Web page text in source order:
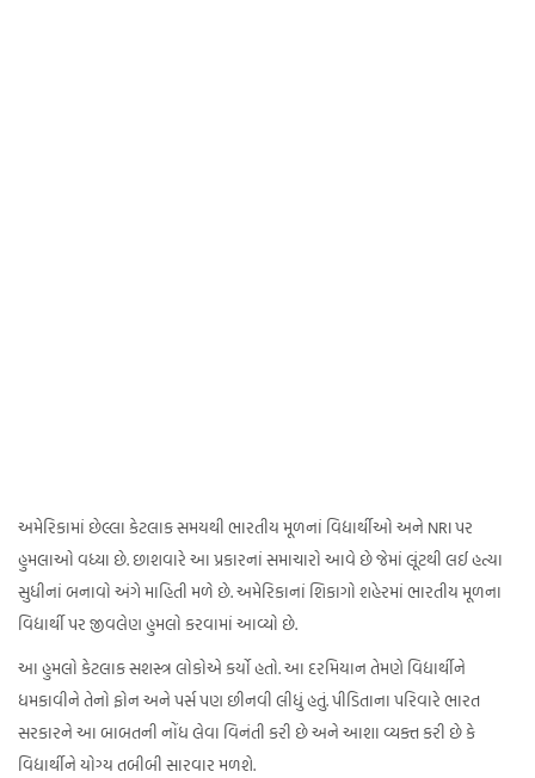
અમેરિકામાં છેલ્લા કેટલાક સમયથી ભારતીય મૂળનાં વિદ્યાર્થીઓ અને NRI પર
હુમલાઓ વધ્યા છે. છાશવારે આ પ્રકારનાં સમાચારો આવે છે જેમાં લૂંટથી લઈ હત્યા
સુધીનાં બનાવો અંગે માહિતી મળે છે. અમેરિકાનાં શિકાગો શહેરમાં ભારતીય મૂળના
વિદ્યાર્થી પર જીવલેણ હુમલો કરવામાં આવ્યો છે.
આ હુમલો કેટલાક સશસ્ત્ર લોકોએ કર્યો હતો. આ દરમિયાન તેમણે વિદ્યાર્થીને
ધમકાવીને તેનો ફોન અને પર્સ પણ છીનવી લીધું હતું. પીડિતાના પરિવારે ભારત
સરકારને આ બાબતની નોંધ લેવા વિનંતી કરી છે અને આશા વ્યક્ત કરી છે કે
વિદ્યાર્થીને યોગ્ય તબીબી સારવાર મળશે.